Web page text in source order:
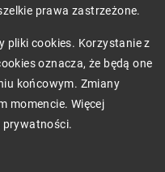
prawa zastrzeżone.
pliki cookies. Korzystanie z
oznacza, że będą one
końcowym. Zmiany
momencie. Więcej
prywatności.